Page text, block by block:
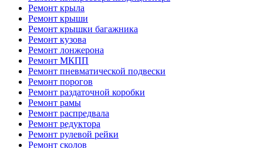
Ремонт крыла
Ремонт крыши
Ремонт крышки багажника
Ремонт кузова
Ремонт лонжерона
Ремонт МКПП
Ремонт пневматической подвески
Ремонт порогов
Ремонт раздаточной коробки
Ремонт рамы
Ремонт распредвала
Ремонт редуктора
Ремонт рулевой рейки
Ремонт сколов